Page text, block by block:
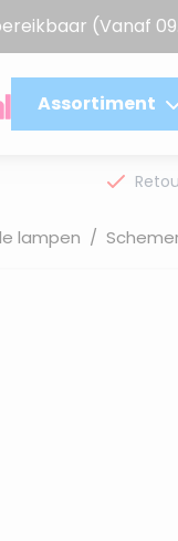
(Vanaf
Assortiment
lampen /